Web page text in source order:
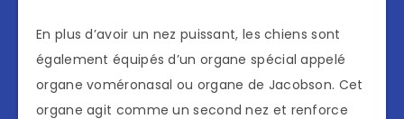
En plus d’avoir un nez puissant, les chiens sont
également équipés d’un organe spécial appelé
organe voméronasal ou organe de Jacobson. Cet
organe agit comme un second nez et renforce